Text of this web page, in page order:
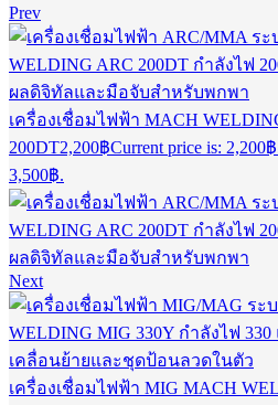
Prev
เครื่องเชื่อมไฟฟ้า MACH
200DT2,200฿Current price is: 2,200
3,500฿.
Next
เครื่องเชื่อมไฟฟ้า MIG MACH